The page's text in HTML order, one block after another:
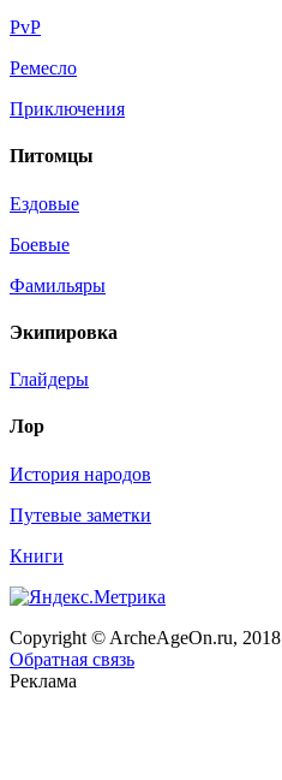
PvP
Ремесло
Приключения
Питомцы
Ездовые
Боевые
Фамильяры
Экипировка
Глайдеры
Лор
История народов
Путевые заметки
Книги
Copyright © ArcheAgeOn.ru, 2018
Обратная связь
Реклама